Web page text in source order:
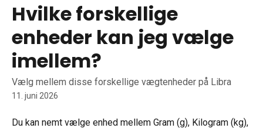
Hvilke forskellige
enheder kan jeg vælge
imellem?
Vælg mellem disse forskellige vægtenheder på Libra
11. juni 2026
Du kan nemt vælge enhed mellem Gram (g), Kilogram (kg),